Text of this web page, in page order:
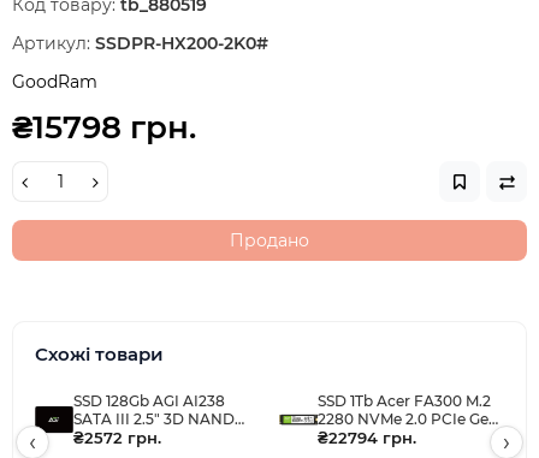
Код товару: tb_880519
Артикул: SSDPR-HX200-2K0#
GoodRam
₴15798 грн.
Продано
Схожі товари
SSD 128Gb AGI AI238
SATA III 2.5" 3D NAND
QLC, Retail
₴2572 грн.
SSD 1Tb Acer FA300 M.2
2280 NVMe 2.0 PCIe Gen
5x4 3D NAND, Retail
₴22794 грн.
‹ ›